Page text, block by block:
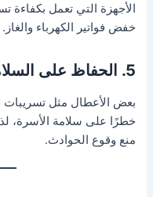
الأجهزة التي تعمل
خفض فواتير الكهرباء والغاز.
5. الحفاظ على السلامة في المنزل
بعض الأعطال مثل تسريبات
خطرًا على سلامة الأسرة،
منع وقوع الحوادث.